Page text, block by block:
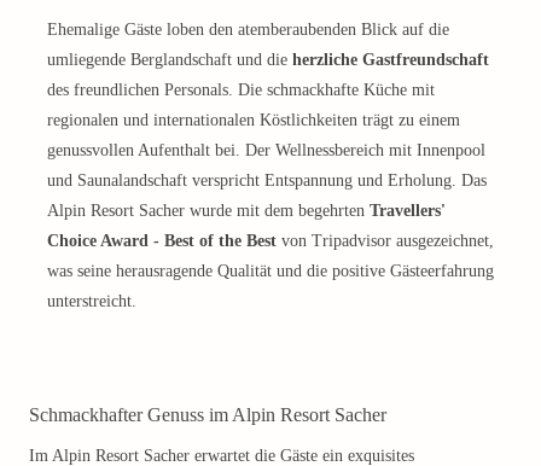
Ehemalige Gäste loben den atemberaubenden Blick auf die
umliegende Berglandschaft und die herzliche Gastfreundschaft
des freundlichen Personals. Die schmackhafte Küche mit
regionalen und internationalen Köstlichkeiten trägt zu einem
genussvollen Aufenthalt bei. Der Wellnessbereich mit Innenpool
und Saunalandschaft verspricht Entspannung und Erholung. Das
Alpin Resort Sacher wurde mit dem begehrten Travellers'
Choice Award - Best of the Best von Tripadvisor ausgezeichnet,
was seine herausragende Qualität und die positive Gästeerfahrung
unterstreicht.
Schmackhafter Genuss im Alpin Resort Sacher
Im Alpin Resort Sacher erwartet die Gäste ein exquisites